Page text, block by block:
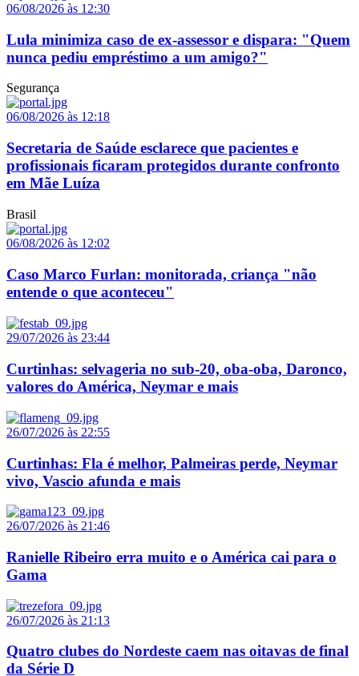
06/08/2026 às 12:30
Lula minimiza caso de ex-assessor e dispara: "Quem
nunca pediu empréstimo a um amigo?"
Segurança
06/08/2026 às 12:18
Secretaria de Saúde esclarece que pacientes e
profissionais ficaram protegidos durante confronto
em Mãe Luíza
Brasil
06/08/2026 às 12:02
Caso Marco Furlan: monitorada, criança "não
entende o que aconteceu"
29/07/2026 às 23:44
Curtinhas: selvageria no sub-20, oba-oba, Daronco,
valores do América, Neymar e mais
26/07/2026 às 22:55
Curtinhas: Fla é melhor, Palmeiras perde, Neymar
vivo, Vascio afunda e mais
26/07/2026 às 21:46
Ranielle Ribeiro erra muito e o América cai para o
Gama
26/07/2026 às 21:13
Quatro clubes do Nordeste caem nas oitavas de final
da Série D